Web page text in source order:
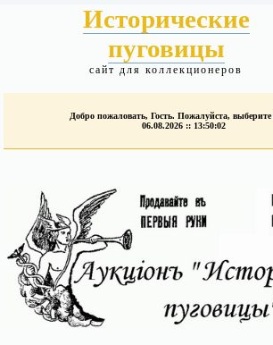
Исторические
пуговицы
сайт для коллекционеров
Добро пожаловать, Гость. Пожалуйста, выберите
06.08.2026 :: 13:50:02